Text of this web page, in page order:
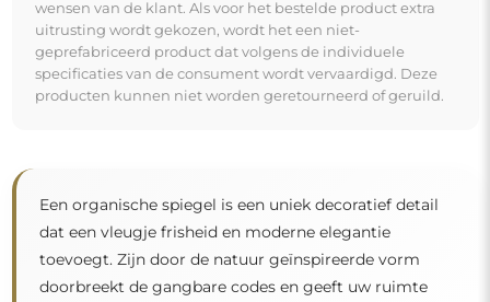
wensen van de klant. Als voor het bestelde product extra
uitrusting wordt gekozen, wordt het een niet-
geprefabriceerd product dat volgens de individuele
specificaties van de consument wordt vervaardigd. Deze
producten kunnen niet worden geretourneerd of geruild.
Een organische spiegel is een uniek decoratief detail
dat een vleugje frisheid en moderne elegantie
toevoegt. Zijn door de natuur geïnspireerde vorm
doorbreekt de gangbare codes en geeft uw ruimte